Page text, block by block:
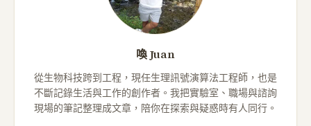
喚 Juan
從生物科技跨到工程，現任生理訊號演算法工程師，也是
不斷記錄生活與工作的創作者。我把實驗室、職場與諮詢
現場的筆記整理成文章，陪你在探索與疑惑時有人同行。